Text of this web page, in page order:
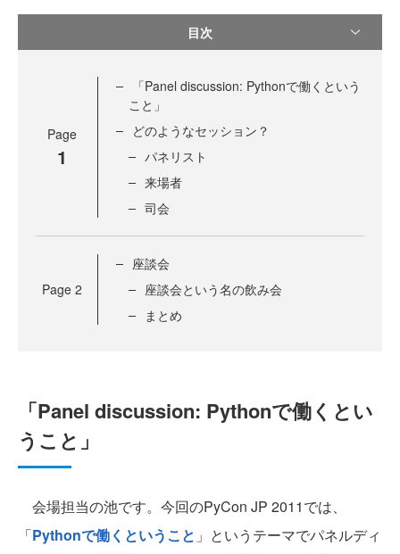
目次
Page
1
「Panel discussion: Pythonで働くという
こと」
どのようなセッション？
パネリスト
来場者
司会
Page 2
座談会
座談会という名の飲み会
まとめ
「Panel discussion: Pythonで働くとい
うこと」
会場担当の池です。今回のPyCon JP 2011では、
「Pythonで働くということ 」というテーマでパネルディ